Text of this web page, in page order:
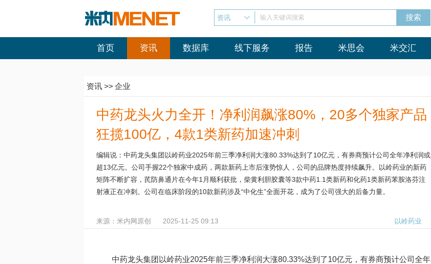
资讯 输入关键词搜索
首页 资讯 数据库 线下服务 报告 米思会 米交汇
资讯 >> 企业
中药龙头火力全开！净利润飙涨80%，20多个独家产品
狂揽100亿，4款1类新药加速冲刺
编辑说：中药龙头集团以岭药业2025年前三季净利润大涨80.33%达到了10亿元，有券商预计公司全年净利润或
超13亿元。公司手握22个独家中成药，两款新药上市后涨势惊人，公司的品牌热度持续飙升。以岭药业的新药
矩阵不断扩容，芪防鼻通片在今年1月顺利获批，柴黄利胆胶囊等3款中药1.1类新药和化药1类新药苯胺洛芬注
射液正在冲刺。公司在临床阶段的10款新药涉及“中化生”全面开花，成为了公司强大的后备力量。
来源：米内网原创 2025-11-25 09:13 以岭药业
中药龙头集团以岭药业2025年前三季净利润大涨80.33%达到了10亿元，有券商预计公司全年